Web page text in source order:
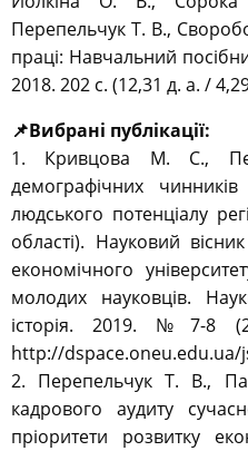
Перепельчук Т. В.,
праці: Навчальний
2018. 202 с. (12,31 д. а. /
📌Вибрані публікації:
1. Кривцова М. С.,
демографічних
людського потенціалу
області). Науковий
економічного
молодих науковців.
історія. 2019. № 7-8
http://dspace.oneu.edu.ua/
2. Перепельчук Т. В.,
кадрового аудиту
пріоритети розвитку